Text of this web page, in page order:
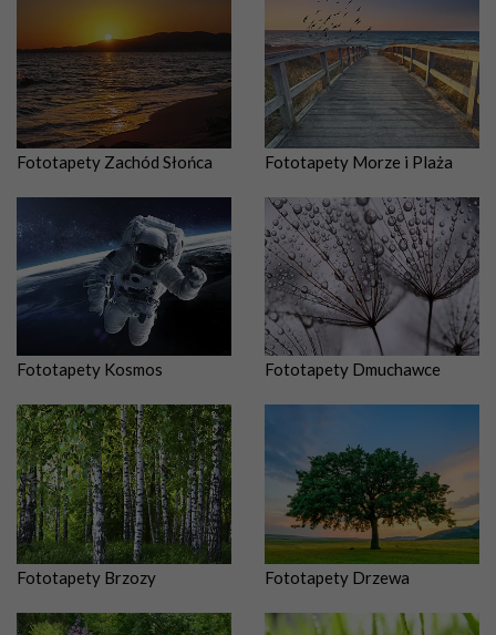
Fototapety Zachód Słońca Fototapety Morze i Plaża
Fototapety Kosmos Fototapety Dmuchawce
Fototapety Brzozy Fototapety Drzewa